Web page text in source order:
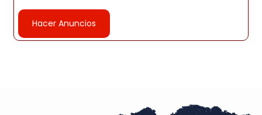
Hacer Anuncios